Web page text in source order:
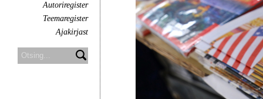
Autoriregister
Teemaregister
Ajakirjast